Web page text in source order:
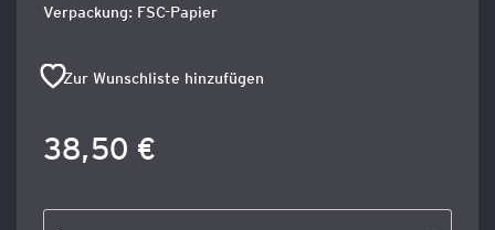
Verpackung: FSC-Papier
Zur Wunschliste hinzufügen
38,50 €